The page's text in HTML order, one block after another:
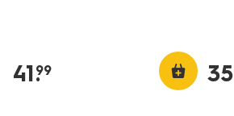
41.
99 35